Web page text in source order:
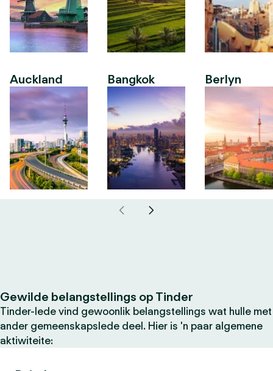
Auckland Bangkok Berlyn
Gewilde belangstellings op Tinder
Tinder-lede vind gewoonlik belangstellings wat hulle met
ander gemeenskapslede deel. Hier is 'n paar algemene
aktiwiteite: